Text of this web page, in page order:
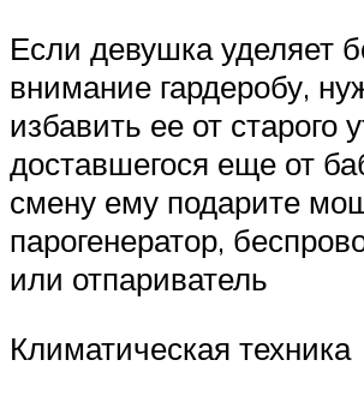
Если девушка уделяет
внимание гардеробу,
избавить ее от старого
доставшегося еще от
смену ему подарите
парогенератор,
или отпариватель
Климатическая техника